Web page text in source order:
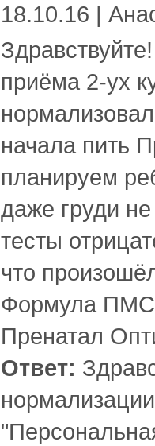
18.10.16 |
приёма 2-ух
начала пить
планируем
даже груди не
тесты
что
Формула ПМС
Пренатал
Ответ: